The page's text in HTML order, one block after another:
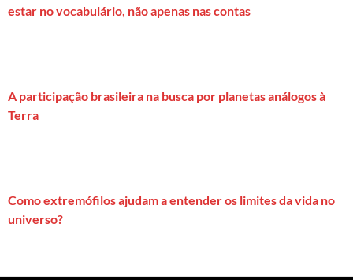
estar no vocabulário, não apenas nas contas
A participação brasileira na busca por planetas análogos à
Terra
Como extremófilos ajudam a entender os limites da vida no
universo?